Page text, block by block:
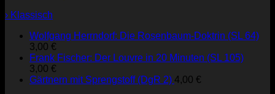
› Klassisch
Wolfgang Herrndorf: Die Rosenbaum-Doktrin (SL 64)
3,00 €
Frank Fischer: Der Louvre in 20 Minuten (SL 105)
3,00 €
Gärtnern mit Sprengstoff (DgR 2) 4,00 €